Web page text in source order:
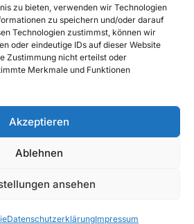
zu bieten, verwenden wir Technologien
zu speichern und/oder darauf
Technologien zustimmst, können wir
oder eindeutige IDs auf dieser Website
Zustimmung nicht erteilst oder
Merkmale und Funktionen
Akzeptieren
Ablehnen
ansehen
DatenschutzerklärungImpressum
(0) 6831 / 45 99-0